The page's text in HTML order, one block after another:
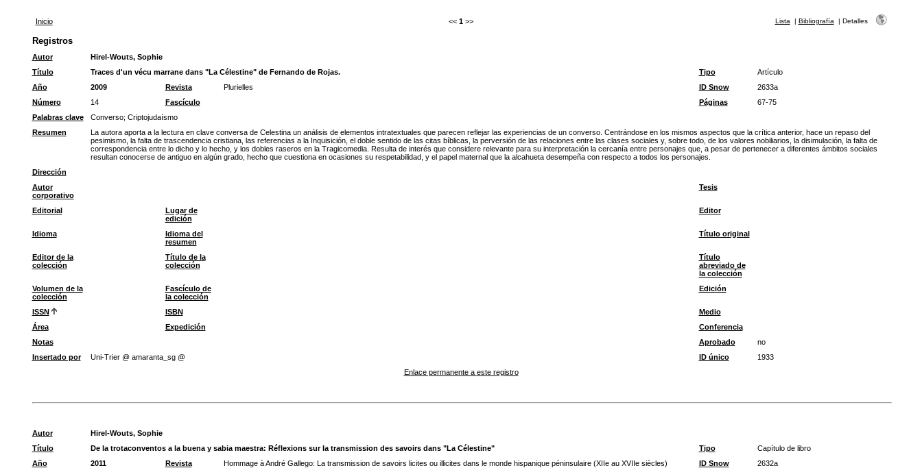
Inicio << 1 >> Lista | Bibliografía | Detalles
Registros
Autor
Hirel-Wouts, Sophie
Título
Traces d'un vécu marrane dans "La Célestine" de Fernando de Rojas. Tipo
Artículo
Año
2009 Revista Plurielles ID Snow
2633a
Número
14 Fascículo Páginas
67-75
Palabras clave
Converso; Criptojudaísmo
Resumen
La autora aporta a la lectura en clave conversa de Celestina un análisis de elementos intratextuales que parecen reflejar las experiencias de un converso. Centrándose en los mismos aspectos que la crítica anterior, hace un repaso del
pesimismo, la falta de trascendencia cristiana, las referencias a la Inquisición, el doble sentido de las citas bíblicas, la perversión de las relaciones entre las clases sociales y, sobre todo, de los valores nobiliarios, la disimulación, la falta de
correspondencia entre lo dicho y lo hecho, y los dobles raseros en la Tragicomedia. Resulta de interés que considere relevante para su interpretación la cercanía entre personajes que, a pesar de pertenecer a diferentes ámbitos sociales
resultan conocerse de antiguo en algún grado, hecho que cuestiona en ocasiones su respetabilidad, y el papel maternal que la alcahueta desempeña con respecto a todos los personajes.
Dirección
Autor
corporativo
Tesis
Editorial
Lugar de
edición
Editor
Idioma
Idioma del
resumen
Título original
Editor de la
colección
Título de la
colección
Título
abreviado de
la colección
Volumen de la
colección
Fascículo de
la colección
Edición
ISSN ISBN
Medio
Área
Expedición
Conferencia
Notas
Aprobado
no
Insertado por
Uni-Trier @ amaranta_sg @ ID único
1933
Enlace permanente a este registro
Autor
Hirel-Wouts, Sophie
Título
De la trotaconventos a la buena y sabia maestra: Réflexions sur la transmission des savoirs dans "La Célestine" Tipo
Capítulo de libro
Año
2011 Revista Hommage à André Gallego: La transmission de savoirs licites ou illicites dans le monde hispanique péninsulaire (XIIe au XVIIe siècles) ID Snow
2632a